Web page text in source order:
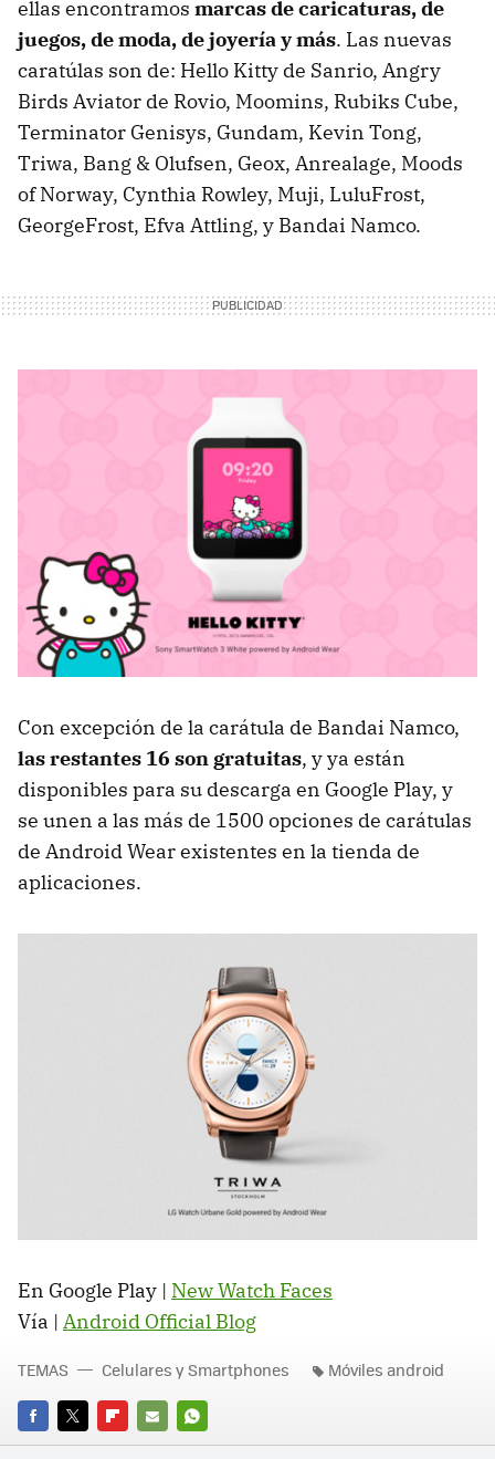
ellas encontramos marcas de caricaturas, de
juegos, de moda, de joyería y más. Las nuevas
caratúlas son de: Hello Kitty de Sanrio, Angry
Birds Aviator de Rovio, Moomins, Rubiks Cube,
Terminator Genisys, Gundam, Kevin Tong,
Triwa, Bang & Olufsen, Geox, Anrealage, Moods
of Norway, Cynthia Rowley, Muji, LuluFrost,
GeorgeFrost, Efva Attling, y Bandai Namco.
Con excepción de la carátula de Bandai Namco,
las restantes 16 son gratuitas, y ya están
disponibles para su descarga en Google Play, y
se unen a las más de 1500 opciones de carátulas
de Android Wear existentes en la tienda de
aplicaciones.
En Google Play | New Watch Faces
Vía | Android Official Blog
FACEBOOK
TWITTERFLIPBOARD
E-
WHATSAPP
TEMAS Celulares y Smartphones Móviles android